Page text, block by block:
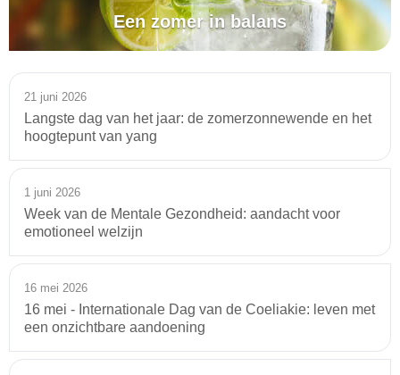
Een zomer in balans
21 juni 2026
Langste dag van het jaar: de zomerzonnewende en het
hoogtepunt van yang
1 juni 2026
Week van de Mentale Gezondheid: aandacht voor
emotioneel welzijn
16 mei 2026
16 mei - Internationale Dag van de Coeliakie: leven met
een onzichtbare aandoening